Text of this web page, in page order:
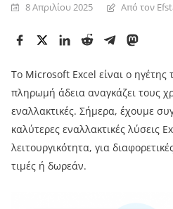
8 Απριλίου 2025 Από τον
Το Microsoft Excel είναι ο
πληρωμή άδεια αναγκάζει τους
εναλλακτικές. Σήμερα, έχουμε
καλύτερες εναλλακτικές λύσεις
λειτουργικότητα, για
τιμές ή δωρεάν.